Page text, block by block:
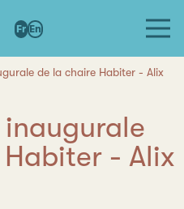
Fr En
de la chaire Habiter - Alix
- Alix